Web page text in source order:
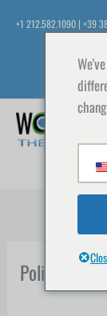
+1 212.582.1090 | +39
Politique en